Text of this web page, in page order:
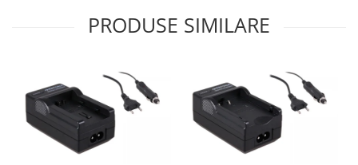
PRODUSE SIMILARE